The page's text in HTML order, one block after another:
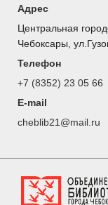
Адрес
Центральная
Чебоксары,
Телефон
+7 (8352) 23 05 66
E-mail
cheblib21@mail.ru